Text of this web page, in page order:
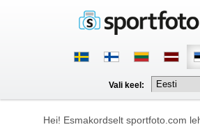
Vali keel:
Hei! Esmakordselt sportfoto.com